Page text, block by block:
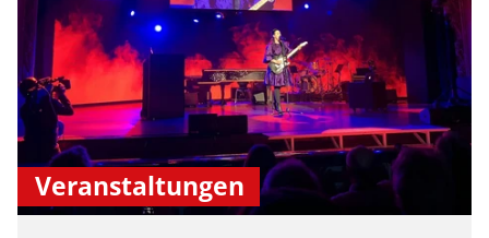
Veranstaltungen